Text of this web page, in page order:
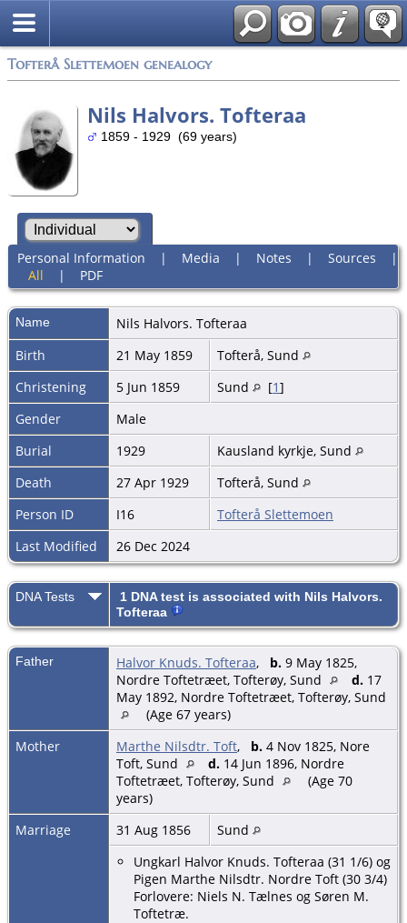
Tofterå Slettemoen genealogy
Nils Halvors. Tofteraa
1859 - 1929 (69 years)
Personal Information | Media | Notes | Sources |
All | PDF
Name Nils Halvors. Tofteraa
Birth
21 May 1859
Tofterå, Sund
Christening
5 Jun 1859 Sund [1]
Gender
Male
Burial
1929
Kausland kyrkje, Sund
Death
27 Apr 1929
Tofterå, Sund
Person ID
I16
Tofterå Slettemoen
Last Modified
26 Dec 2024
DNA Tests
1 DNA test is associated with Nils Halvors.
Tofteraa
Father Halvor Knuds. Tofteraa, b. 9 May 1825,
Nordre Toftetræet, Tofterøy, Sund
d. 17
May 1892, Nordre Toftetræet, Tofterøy, Sund
(Age 67 years)
Mother
Marthe Nilsdtr. Toft, b. 4 Nov 1825, Nore
Toft, Sund
d. 14 Jun 1896, Nordre
Toftetræet, Tofterøy, Sund
(Age 70
years)
Marriage
31 Aug 1856
Sund
Ungkarl Halvor Knuds. Tofteraa (31 1/6) og
Pigen Marthe Nilsdtr. Nordre Toft (30 3/4)
Forlovere: Niels N. Tælnes og Søren M.
Toftetræ.